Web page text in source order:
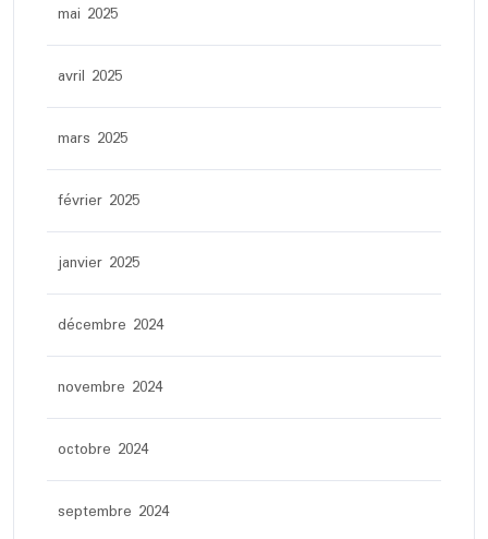
mai 2025
avril 2025
mars 2025
février 2025
janvier 2025
décembre 2024
novembre 2024
octobre 2024
septembre 2024